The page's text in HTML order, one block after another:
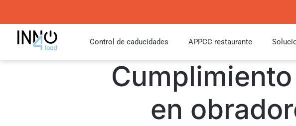
Control de caducidades APPCC restaurante
en